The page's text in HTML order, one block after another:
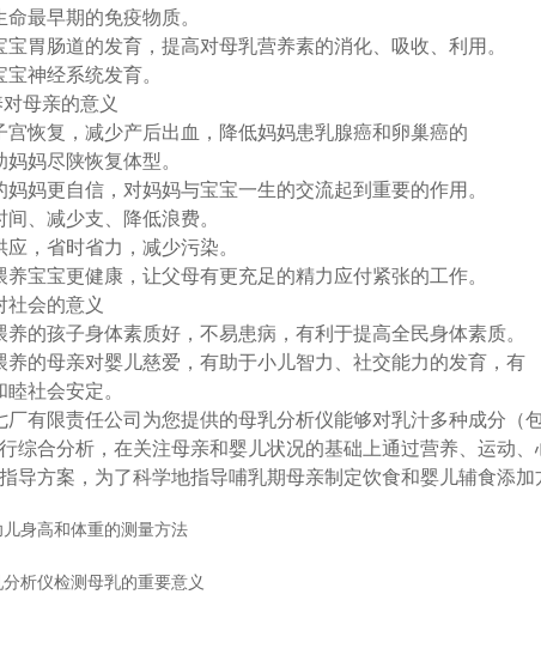
最早期的免疫物质。
胃肠道的发育，提高对母乳营养素的消化、吸收、利用。
神经系统发育。
母亲的意义
恢复，减少产后出血，降低妈妈患乳腺癌和卵巢癌的
妈尽陕恢复体型。
妈更自信，对妈妈与宝宝一生的交流起到重要的作用。
、减少支、降低浪费。
，省时省力，减少污染。
宝宝更健康，让父母有更充足的精力应付紧张的工作。
社会的意义
的孩子身体素质好，不易患病，有利于提高全民身体素质。
的母亲对婴儿慈爱，有助于小儿智力、社交能力的发育，有
社会安定。
厂有限责任公司为您提供的母乳分析仪能够对乳汁多种成分（
综合分析，在关注母亲和婴儿状况的基础上通过营养、运动
导方案，为了科学地指导哺乳期母亲制定饮食和婴儿辅食添加
身高和体重的测量方法
析仪检测母乳的重要意义